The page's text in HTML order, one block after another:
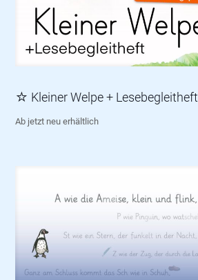
☆ Kleiner Welpe + Lesebegleitheft
Ab jetzt neu erhältlich